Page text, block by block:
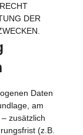
DER
Daten
am
zusätzlich
(z.B.